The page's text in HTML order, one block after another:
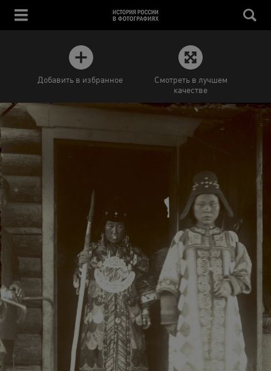
Добавить в избранное
Смотреть в лучшем
качестве